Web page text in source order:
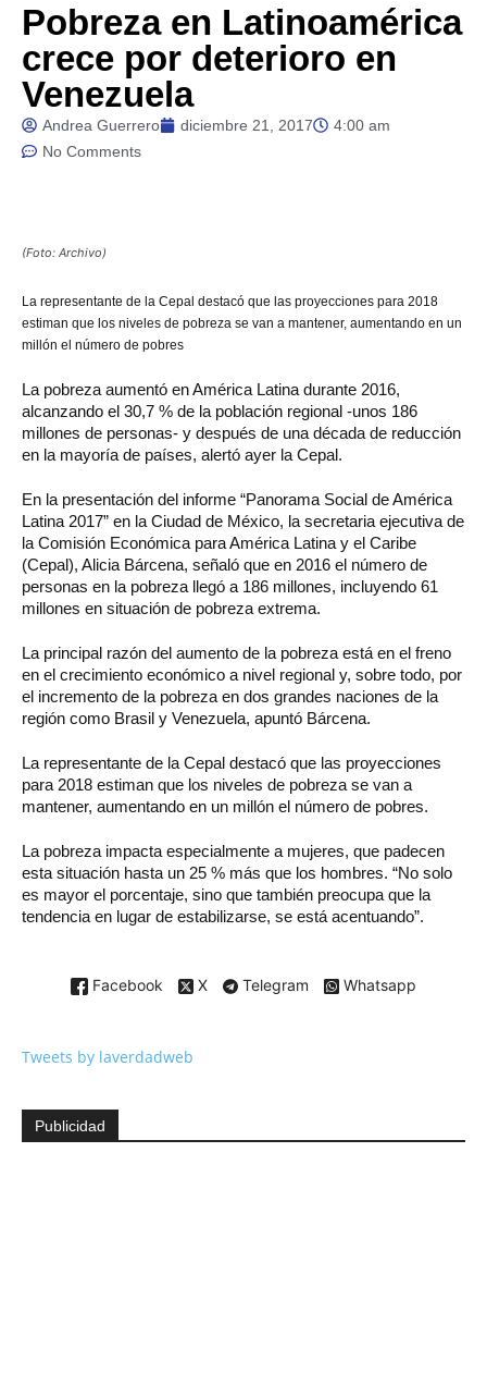
Pobreza en Latinoamérica
crece por deterioro en
Venezuela
Andrea Guerrero diciembre 21, 2017
4:00 am
No Comments
(Foto: Archivo)
La representante de la Cepal destacó que las proyecciones para 2018
estiman que los niveles de pobreza se van a mantener, aumentando en un
millón el número de pobres
La pobreza aumentó en América Latina durante 2016,
alcanzando el 30,7 % de la población regional -unos 186
millones de personas- y después de una década de reducción
en la mayoría de países, alertó ayer la Cepal.
En la presentación del informe “Panorama Social de América
Latina 2017” en la Ciudad de México, la secretaria ejecutiva de
la Comisión Económica para América Latina y el Caribe
(Cepal), Alicia Bárcena, señaló que en 2016 el número de
personas en la pobreza llegó a 186 millones, incluyendo 61
millones en situación de pobreza extrema.
La principal razón del aumento de la pobreza está en el freno
en el crecimiento económico a nivel regional y, sobre todo, por
el incremento de la pobreza en dos grandes naciones de la
región como Brasil y Venezuela, apuntó Bárcena.
La representante de la Cepal destacó que las proyecciones
para 2018 estiman que los niveles de pobreza se van a
mantener, aumentando en un millón el número de pobres.
La pobreza impacta especialmente a mujeres, que padecen
esta situación hasta un 25 % más que los hombres. “No solo
es mayor el porcentaje, sino que también preocupa que la
tendencia en lugar de estabilizarse, se está acentuando”.
Facebook X Telegram Whatsapp
Tweets by laverdadweb
Publicidad